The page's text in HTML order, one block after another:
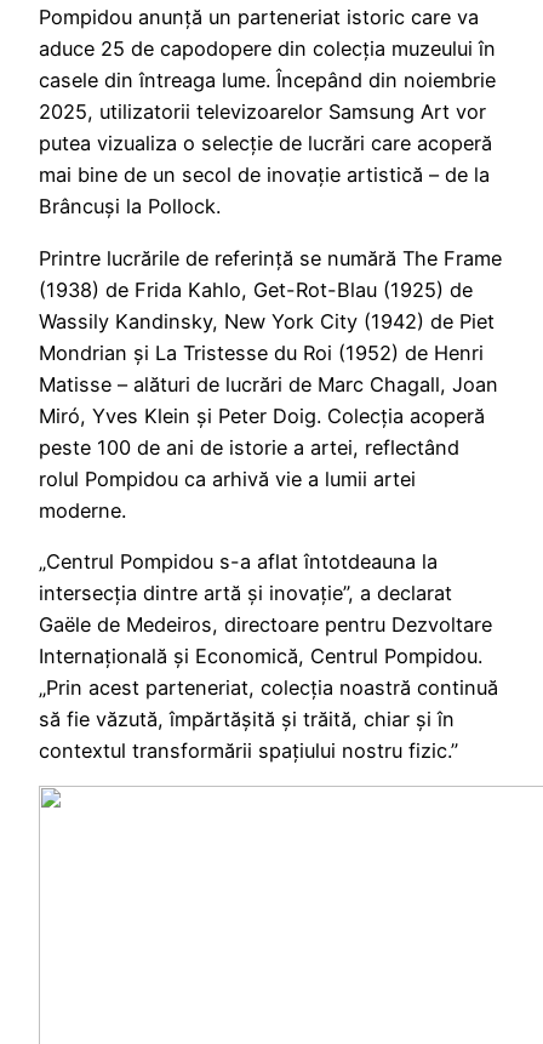
Pompidou anunță un parteneriat istoric care va
aduce 25 de capodopere din colecția muzeului în
casele din întreaga lume. Începând din noiembrie
2025, utilizatorii televizoarelor Samsung Art vor
putea vizualiza o selecție de lucrări care acoperă
mai bine de un secol de inovație artistică – de la
Brâncuși la Pollock.
Printre lucrările de referință se numără The Frame
(1938) de Frida Kahlo, Get-Rot-Blau (1925) de
Wassily Kandinsky, New York City (1942) de Piet
Mondrian și La Tristesse du Roi (1952) de Henri
Matisse – alături de lucrări de Marc Chagall, Joan
Miró, Yves Klein și Peter Doig. Colecția acoperă
peste 100 de ani de istorie a artei, reflectând
rolul Pompidou ca arhivă vie a lumii artei
moderne.
„Centrul Pompidou s-a aflat întotdeauna la
intersecția dintre artă și inovație”, a declarat
Gaële de Medeiros, directoare pentru Dezvoltare
Internațională și Economică, Centrul Pompidou.
„Prin acest parteneriat, colecția noastră continuă
să fie văzută, împărtășită și trăită, chiar și în
contextul transformării spațiului nostru fizic.”